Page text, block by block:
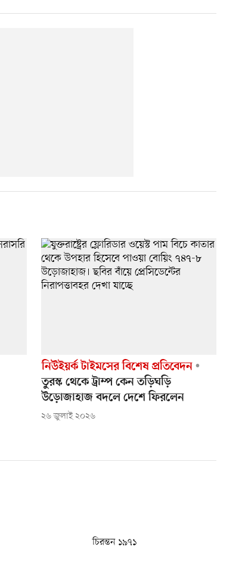
নিউইয়র্ক টাইমসের বিশেষ প্রতিবেদন
তুরস্ক থেকে ট্রাম্প কেন তড়িঘড়ি
উড়োজাহাজ বদলে দেশে ফিরলেন
২৬ জুলাই ২০২৬
চিরন্তন ১৯৭১